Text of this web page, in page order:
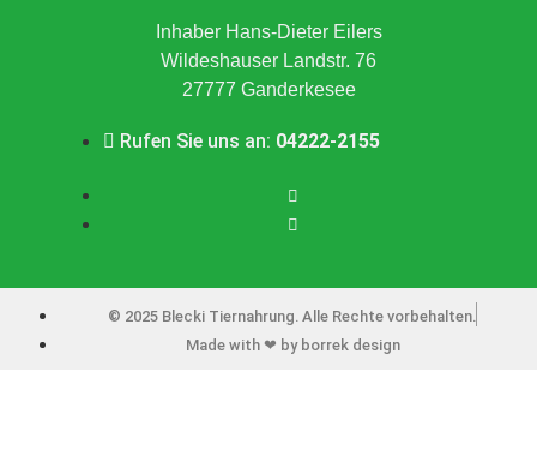
Inhaber Hans-Dieter Eilers
Wildeshauser Landstr. 76
27777 Ganderkesee
Rufen Sie uns an: 04222-2155
© 2025 Blecki Tiernahrung. Alle Rechte vorbehalten.
Made with ❤ by borrek design